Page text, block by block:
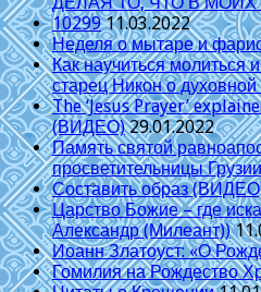
10299 11.03.2022
Неделя о мытаре и
Как научиться молиться
старец Никон о
The ‘Jesus Prayer’
(ВИДЕО) 29.01.2022
Память святой
просветительницы Грузии
Составить образ
Царство Божие – где
Александр (Милеант))
Иоанн Златоуст: «О
Гомилия на Рождество